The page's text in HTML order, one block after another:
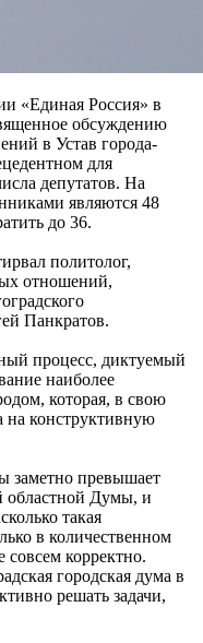
«Единая Россия» в
обсуждению
в Устав города-
для
депутатов. На
являются 48
до 36.
политолог,
отношений,
Панкратов.
процесс, диктуемый
наиболее
которая, в свою
на конструктивную
заметно превышает
областной Думы, и
такая
в количественном
корректно.
городская дума в
решать задачи,